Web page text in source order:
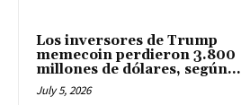
Los inversores de Trump
memecoin perdieron 3.800
millones de dólares, según...
July 5, 2026